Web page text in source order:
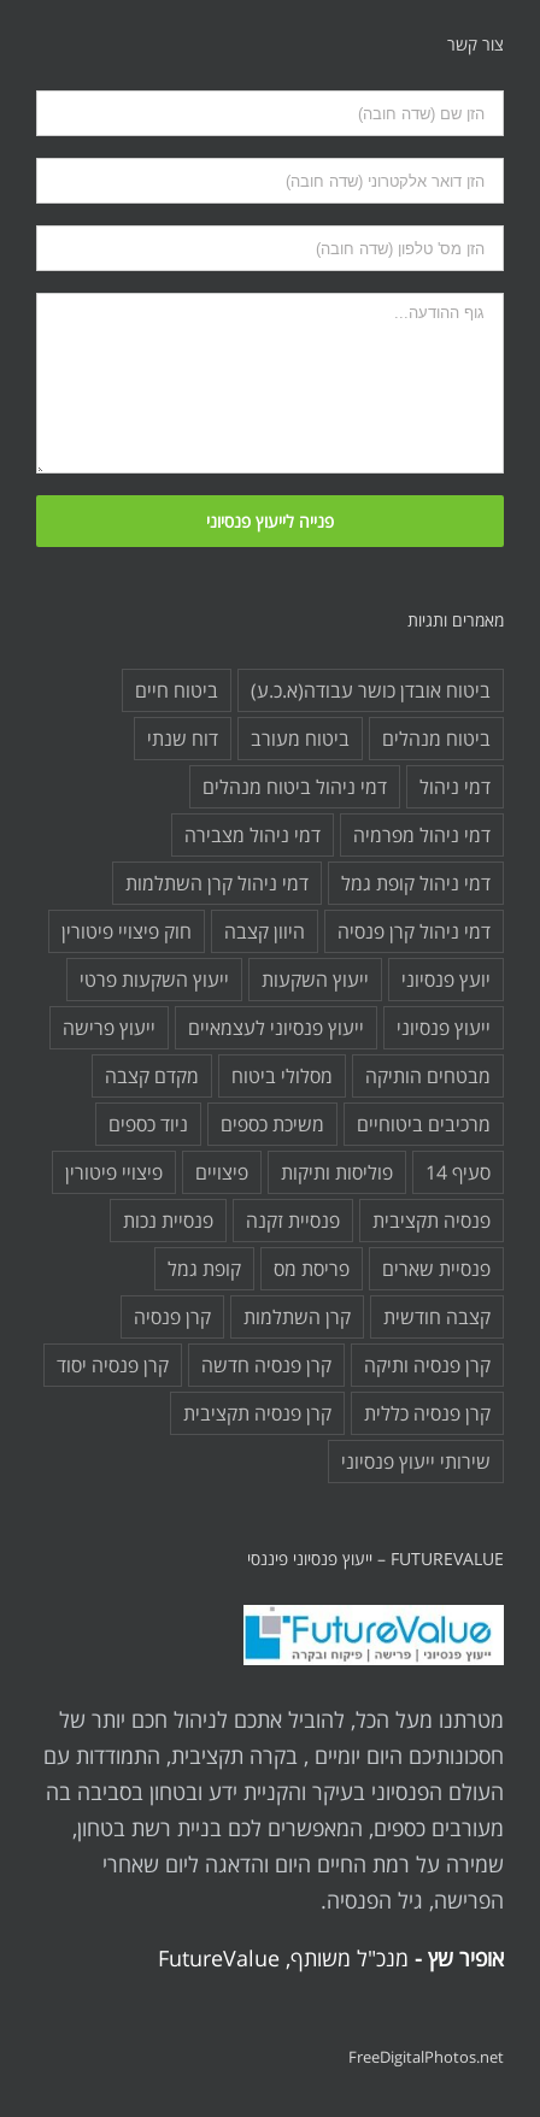
צור קשר
מאמרים ותגיות
ביטוח אובדן כושר עבודה(א.כ.ע)
ביטוח חיים
ביטוח מנהלים
ביטוח מעורב
דוח שנתי
דמי ניהול
דמי ניהול ביטוח מנהלים
דמי ניהול מפרמיה
דמי ניהול מצבירה
דמי ניהול קופת גמל
דמי ניהול קרן השתלמות
דמי ניהול קרן פנסיה
היוון קצבה
חוק פיצויי פיטורין
יועץ פנסיוני
ייעוץ השקעות
ייעוץ השקעות פרטי
ייעוץ פנסיוני
ייעוץ פנסיוני לעצמאיים
ייעוץ פרישה
מבטחים הותיקה
מסלולי ביטוח
מקדם קצבה
מרכיבים ביטוחיים
משיכת כספים
ניוד כספים
סעיף 14
פוליסות ותיקות פיצויים
פיצויי פיטורין
פנסיה תקציבית
פנסיית זקנה
פנסיית נכות
פנסיית שארים
פריסת מס
קופת גמל
קצבה חודשית
קרן השתלמות
קרן פנסיה
קרן פנסיה ותיקה
קרן פנסיה חדשה
קרן פנסיה יסוד
קרן פנסיה כללית
קרן פנסיה תקציבית
שירותי ייעוץ פנסיוני
FUTUREVALUE – ייעוץ פנסיוני פיננסי
מטרתנו מעל הכל, להוביל אתכם לניהול חכם יותר של
חסכונותיכם היום יומיים , בקרה תקציבית, התמודדות עם
העולם הפנסיוני בעיקר והקניית ידע ובטחון בסביבה בה
מעורבים כספים, המאפשרים לכם בניית רשת בטחון,
שמירה על רמת החיים היום והדאגה ליום שאחרי
הפרישה, גיל הפנסיה.
אופיר שץ - מנכ"ל משותף, FutureValue
FreeDigitalPhotos.net